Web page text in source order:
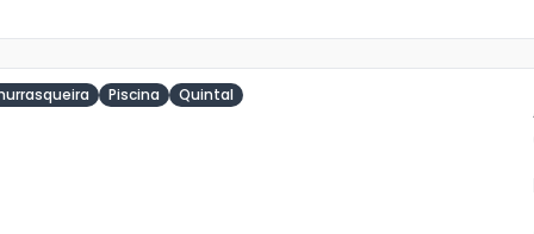
Piscina Quintal